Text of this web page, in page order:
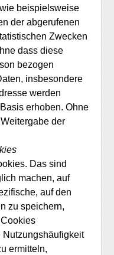
beispielsweise
der abgerufenen
Zwecken
dass diese
bezogen
insbesondere
werden
erhoben. Ohne
der
Das sind
machen, auf
auf den
zu speichern,
Nutzungshäufigkeit
ermitteln,